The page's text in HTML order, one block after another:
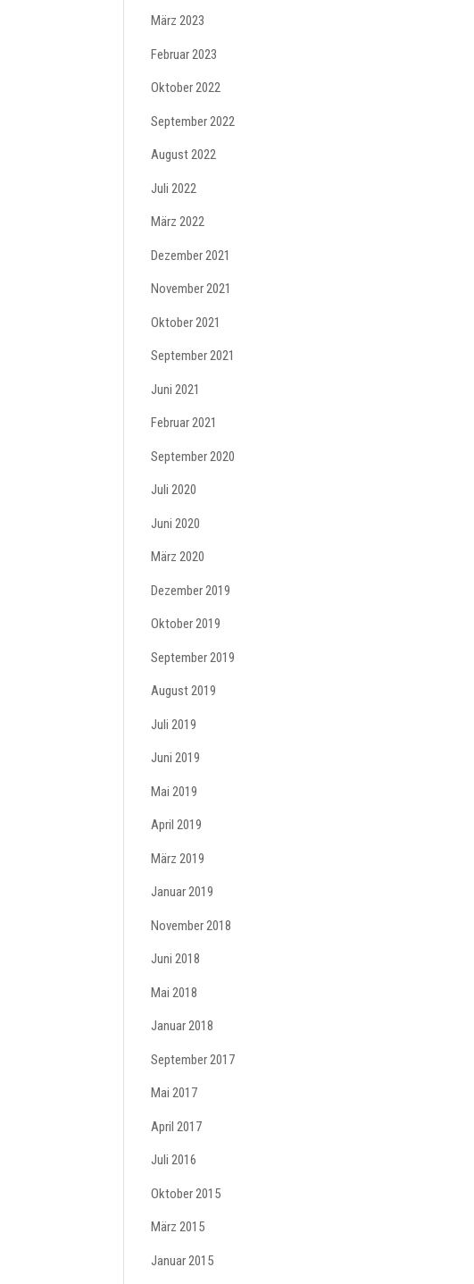
März 2023
Februar 2023
Oktober 2022
September 2022
August 2022
Juli 2022
März 2022
Dezember 2021
November 2021
Oktober 2021
September 2021
Juni 2021
Februar 2021
September 2020
Juli 2020
Juni 2020
März 2020
Dezember 2019
Oktober 2019
September 2019
August 2019
Juli 2019
Juni 2019
Mai 2019
April 2019
März 2019
Januar 2019
November 2018
Juni 2018
Mai 2018
Januar 2018
September 2017
Mai 2017
April 2017
Juli 2016
Oktober 2015
März 2015
Januar 2015